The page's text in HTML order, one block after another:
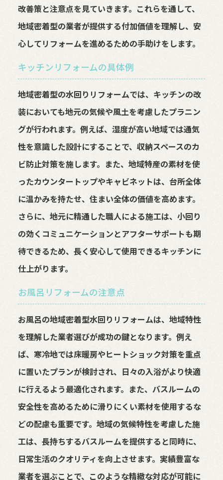
改善策と注意点を見ていきます。これらを通して、
地域密着型の業者が提供する付加価値を理解し、安
心してリフォームを進めるための手助けをします。
キッチンリフォームの具体例
地域密着型の水回りリフォームでは、キッチンの改
装においても地元の気候や風土を考慮したプラニン
グが行われます。例えば、湿度が高い地域では通気
性を意識した設計にすることで、収納スペースのカ
ビ防止対策を施します。また、地域特産の素材を使
ったカウンタートップやキャビネットは、台所全体
に温かみを持たせ、住まい全体の価値を高めます。
さらに、地元に精通した職人による施工は、小回り
の効くコミュニケーションとアフターサポートも期
待できるため、長く安心して使用できるキッチンに
仕上がります。
お風呂リフォームの注意点
お風呂の地域密着型水回りリフォームは、地域特性
を理解した業者選びが成功の鍵となります。例え
ば、寒冷地では床暖房やヒートショック対策を重点
に置いたプランが検討され、日々の入浴がより快適
に行えるよう最適化されます。また、バスルームの
安全性を高めるために滑りにくい素材を使用するな
どの配慮も重要です。地域の気候特性を考慮した施
工は、長持ちするバスルームを提供すると同時に、
日常生活のクオリティを向上させます。実績豊富な
業者を選ぶことで、このような精緻な対応が可能に